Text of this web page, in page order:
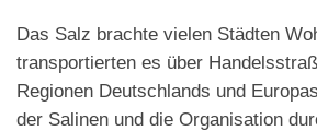
Das Salz brachte vielen Städten
transportierten es über
Regionen Deutschlands und
der Salinen und die Organisation